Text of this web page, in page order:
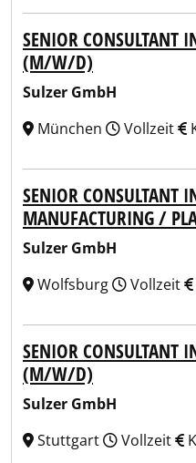
SENIOR CONSULTANT
(M/W/D)
Sulzer GmbH
München
Vollzeit
SENIOR CONSULTANT
MANUFACTURING /
Sulzer GmbH
Wolfsburg
Vollzeit
SENIOR CONSULTANT
(M/W/D)
Sulzer GmbH
Stuttgart
Vollzeit